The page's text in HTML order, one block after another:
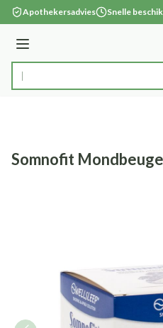
Ga naar de inhoud
Apothekersadvies Snelle
Menu
Product, merk, categorie...
Somnofit